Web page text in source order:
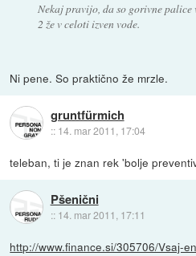
Nekaj pravijo, da so gorivne palice
2 že v celoti izven vode.
Ni pene. So praktično že mrzle.
gruntfürmich
:: 14. mar 2011, 17:04
teleban, ti je znan rek 'bolje
Pšenični
:: 14. mar 2011, 17:11
http://www.finance.si/305706/Vsaj-